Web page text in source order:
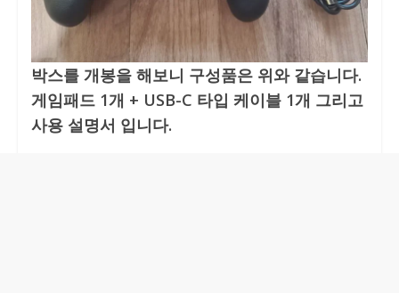
박스를 개봉을 해보니 구성품은 위와 같습니다.
게임패드 1개 + USB-C 타입 케이블 1개 그리고
사용 설명서 입니다.